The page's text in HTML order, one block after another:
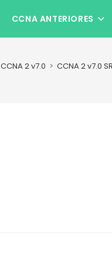
CCNA ANTERIORES
CCNA 2 v7.0 > CCNA 2 v7.0